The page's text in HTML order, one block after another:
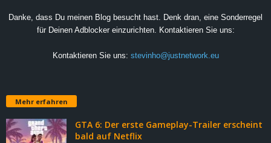
Danke, dass Du meinen Blog besucht hast. Denk dran, eine Sonderregel
für Deinen Adblocker einzurichten. Kontaktieren Sie uns:
Kontaktieren Sie uns: stevinho@justnetwork.eu
Mehr erfahren
GTA 6: Der erste Gameplay-Trailer erscheint
bald auf Netflix